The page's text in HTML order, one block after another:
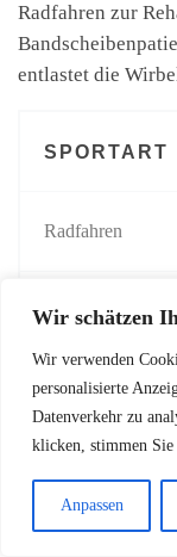
Wir schätzen
Wir verwenden
personalisierte
Datenverkehr zu
klicken, stimmen
Anpassen
Radfahren zur
entlastet die
SPORTART
Radfahren
Nordic Walking
Pilates